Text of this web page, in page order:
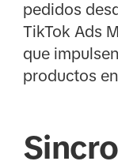
pedidos
TikTok Ads
que
productos